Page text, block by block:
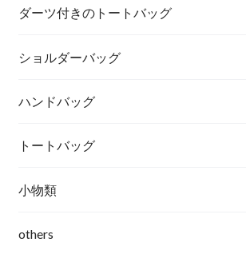
ダーツ付きのトートバッグ
ショルダーバッグ
ハンドバッグ
トートバッグ
小物類
others